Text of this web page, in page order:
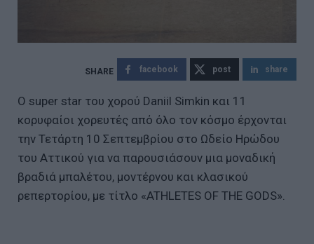
facebook post share
Ο super star του χορού Daniil Simkin και 11
κορυφαίοι χορευτές από όλο τον κόσμο έρχονται
την Τετάρτη 10 Σεπτεμβρίου στο Ωδείο Ηρώδου
του Αττικού για να παρουσιάσουν μια μοναδική
βραδιά μπαλέτου, μοντέρνου και κλασικού
ρεπερτορίου, με τίτλο «ATHLETES OF THE GODS».